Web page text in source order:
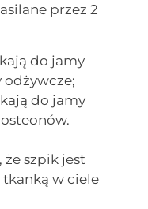
przez 2
do jamy
do jamy
szpik jest
w ciele